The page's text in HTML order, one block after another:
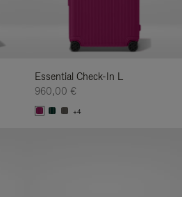
Essential Check-In L
960,00 €
+4